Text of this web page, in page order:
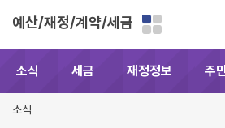
예산/재정/계약/세금
소식 세금 재정정보 주
소식